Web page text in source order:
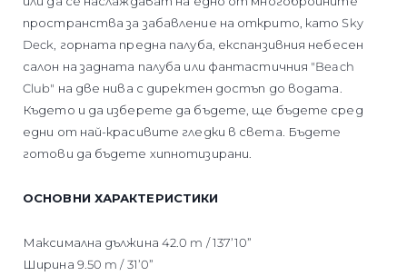
пространства за забавление на открито, като Sky
Deck, горната предна палуба, експанзивния небесен
салон на задната палуба или фантастичния "Beach
Club" на две нива с директен достъп до водата.
Където и да изберете да бъдете, ще бъдете сред
едни от най-красивите гледки в света. Бъдете
готови да бъдете хипнотизирани.
ОСНОВНИ ХАРАКТЕРИСТИКИ
Максимална дължина 42.0 m / 137’10”
Ширина 9.50 m / 31’0”